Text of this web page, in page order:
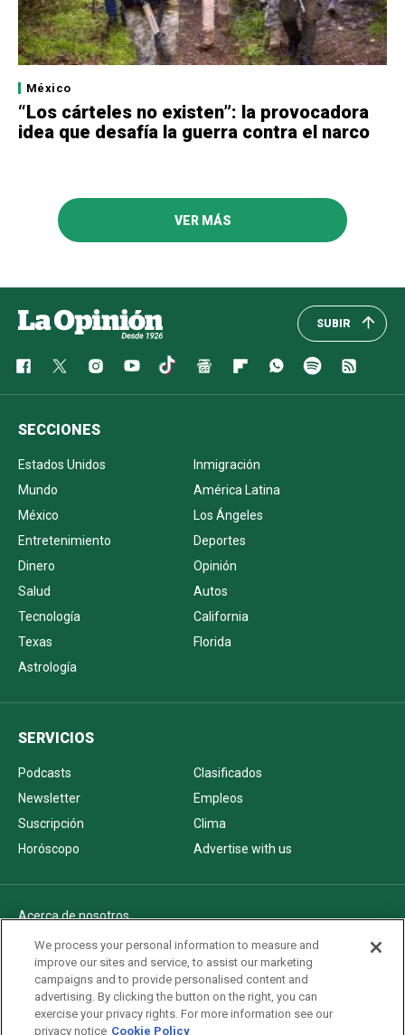
México
“Los cárteles no existen”: la provocadora
idea que desafía la guerra contra el narco
VER MÁS
SUBIR
SECCIONES
Estados Unidos
Inmigración
Mundo
América Latina
México
Los Ángeles
Entretenimiento
Deportes
Dinero
Opinión
Salud
Autos
Tecnología
California
Texas
Florida
Astrología
SERVICIOS
Podcasts
Clasificados
Newsletter
Empleos
Suscripción
Clima
Horóscopo
Advertise with us
Acerca de nosotros
Politica de privacidad
Pautas Editoriales
AdChoices
Advertise with us
We process your personal information to measure and
improve our sites and service, to assist our marketing
campaigns and to provide personalised content and
advertising. By clicking the button on the right, you can
exercise your privacy rights. For more information see our
privacy notice Cookie Policy